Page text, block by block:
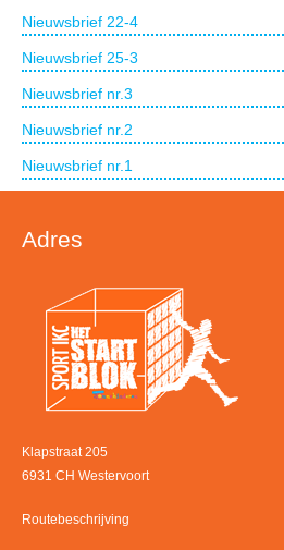
Nieuwsbrief 22-4
Nieuwsbrief 25-3
Nieuwsbrief nr.3
Nieuwsbrief nr.2
Nieuwsbrief nr.1
Adres
Klapstraat 205
6931 CH Westervoort
Routebeschrijving